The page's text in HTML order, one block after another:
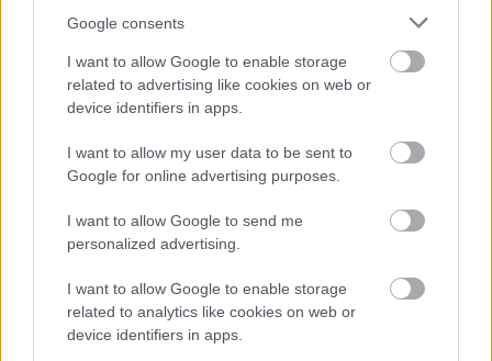
Google consents
I want to allow Google to enable storage
related to advertising like cookies on web or
device identifiers in apps.
I want to allow my user data to be sent to
Google for online advertising purposes.
I want to allow Google to send me
personalized advertising.
I want to allow Google to enable storage
related to analytics like cookies on web or
device identifiers in apps.